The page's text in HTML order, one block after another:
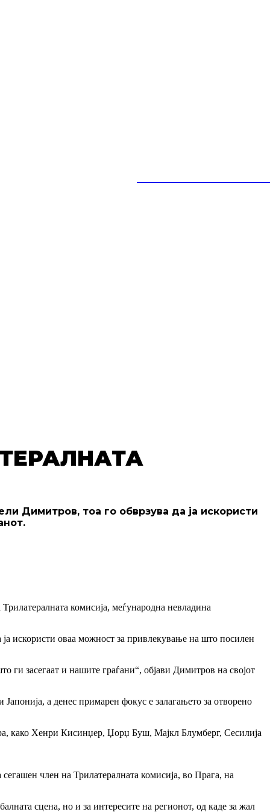
Димитров, тоа го обврзува да ја искористи
комисија, меѓународна невладина
искористи оваа можност за привлекување на што посилен
ги засегаат и нашите граѓани“, објави Димитров на својот
а денес примарен фокус е залагањето за отворено
како Хенри Кисинџер, Џорџ Буш, Мајкл Блумберг, Сесилија
член на Трилатералната комисија, во Прага, на
сцена, но и за интересите на регионот, од каде за жал